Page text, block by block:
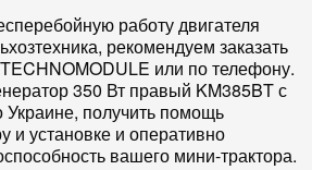
работу двигателя
, рекомендуем заказать
или по телефону.
350 Вт правый KM385BTс
Украине, получить помощь
и установке и оперативно
вашего мини-трактора.